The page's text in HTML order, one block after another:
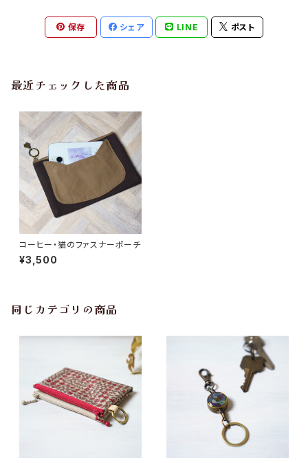
保存 シェア LINE ポスト
最近チェックした商品
コーヒー・猫のファスナーポーチ
¥3,500
同じカテゴリの商品